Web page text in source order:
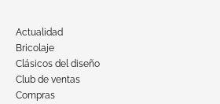
Actualidad
Bricolaje
Clásicos del diseño
Club de ventas
Compras